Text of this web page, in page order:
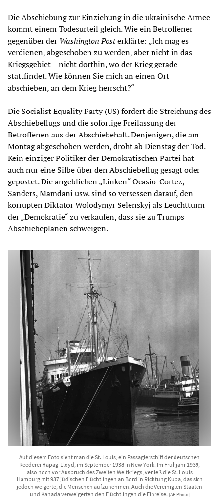
Die Abschiebung zur Einziehung in die ukrainische Armee
kommt einem Todesurteil gleich. Wie ein Betroffener
gegenüber der Washington Posterklärte: „Ich mag es
verdienen, abgeschoben zu werden, aber nicht in das
Kriegsgebiet – nicht dorthin, wo der Krieg gerade
stattfindet. Wie können Sie mich an einen Ort
abschieben, an dem Krieg herrscht?“
Die Socialist Equality Party (US) fordert die Streichung des
Abschiebeflugs und die sofortige Freilassung der
Betroffenen aus der Abschiebehaft. Denjenigen, die am
Montag abgeschoben werden, droht ab Dienstag der Tod.
Kein einziger Politiker der Demokratischen Partei hat
auch nur eine Silbe über den Abschiebeflug gesagt oder
gepostet. Die angeblichen „Linken“ Ocasio-Cortez,
Sanders, Mamdani usw. sind so versessen darauf, den
korrupten Diktator Wolodymyr Selenskyj als Leuchtturm
der „Demokratie“ zu verkaufen, dass sie zu Trumps
Abschiebeplänen schweigen.
Auf diesem Foto sieht man die St. Louis, ein Passagierschiff der deutschen
Reederei Hapag-Lloyd, im September 1938 in New York. Im Frühjahr 1939,
also noch vor Ausbruch des Zweiten Weltkriegs, verließ die St. Louis
Hamburg mit 937 jüdischen Flüchtlingen an Bord in Richtung Kuba, das sich
jedoch weigerte, die Menschen aufzunehmen. Auch die Vereinigten Staaten
und Kanada verweigerten den Flüchtlingen die Einreise. [AP Photo]